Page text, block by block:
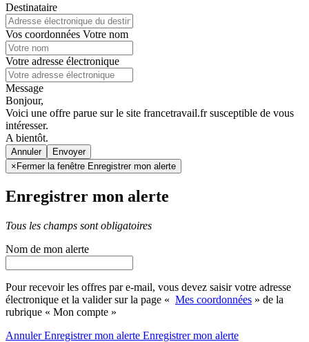
Destinataire
Vos coordonnées Votre nom
Votre adresse électronique
Message
Bonjour,
Voici une offre parue sur le site francetravail.fr susceptible de vous
intéresser.
A bientôt.
Annuler
× Fermer la fenêtre Enregistrer mon alerte
Enregistrer mon alerte
Tous les champs sont obligatoires
Nom de mon alerte
Pour recevoir les offres par e-mail, vous devez saisir votre adresse
électronique et la valider sur la page « Mes coordonnées » de la
rubrique « Mon compte »
AnnulerEnregistrer mon alerte Enregistrermon alerte